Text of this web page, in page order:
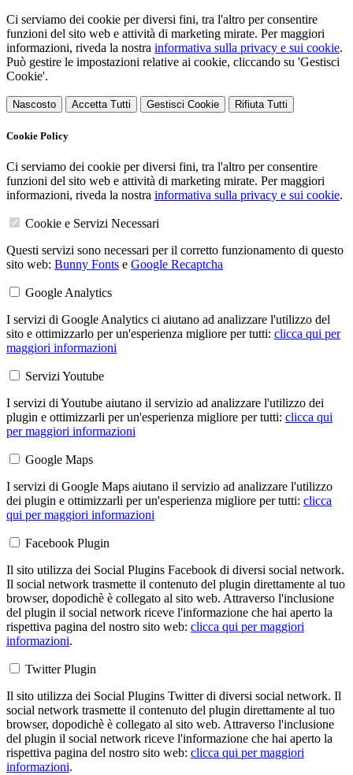
Ci serviamo dei cookie per diversi fini, tra l'altro per consentire
funzioni del sito web e attività di marketing mirate. Per maggiori
informazioni, riveda la nostra informativa sulla privacy e sui cookie.
Può gestire le impostazioni relative ai cookie, cliccando su 'Gestisci
Cookie'.
Nascosto Accetta Tutti Gestisci Cookie Rifiuta Tutti
Cookie Policy
Ci serviamo dei cookie per diversi fini, tra l'altro per consentire
funzioni del sito web e attività di marketing mirate. Per maggiori
informazioni, riveda la nostra informativa sulla privacy e sui cookie.
Cookie e Servizi Necessari
Questi servizi sono necessari per il corretto funzionamento di questo
sito web: Bunny Fonts e Google Recaptcha
Google Analytics
I servizi di Google Analytics ci aiutano ad analizzare l'utilizzo del
sito e ottimizzarlo per un'esperienza migliore per tutti: clicca qui per
maggiori informazioni
Servizi Youtube
I servizi di Youtube aiutano il servizio ad analizzare l'utilizzo dei
plugin e ottimizzarli per un'esperienza migliore per tutti: clicca qui
per maggiori informazioni
Google Maps
I servizi di Google Maps aiutano il servizio ad analizzare l'utilizzo
dei plugin e ottimizzarli per un'esperienza migliore per tutti: clicca
qui per maggiori informazioni
Facebook Plugin
Il sito utilizza dei Social Plugins Facebook di diversi social network.
Il social network trasmette il contenuto del plugin direttamente al tuo
browser, dopodichè è collegato al sito web. Attraverso l'inclusione
del plugin il social network riceve l'informazione che hai aperto la
rispettiva pagina del nostro sito web: clicca qui per maggiori
informazioni.
Twitter Plugin
Il sito utilizza dei Social Plugins Twitter di diversi social network. Il
social network trasmette il contenuto del plugin direttamente al tuo
browser, dopodichè è collegato al sito web. Attraverso l'inclusione
del plugin il social network riceve l'informazione che hai aperto la
rispettiva pagina del nostro sito web: clicca qui per maggiori
informazioni.